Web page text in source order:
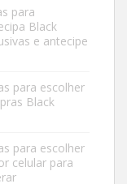
para
Black
e antecipe
para escolher
Black
para escolher
celular para